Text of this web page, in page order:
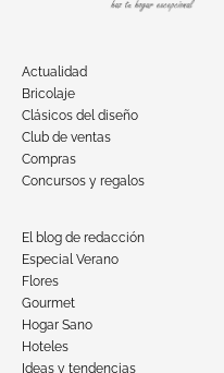
Actualidad
Bricolaje
Clásicos del diseño
Club de ventas
Compras
Concursos y regalos
El blog de redacción
Especial Verano
Flores
Gourmet
Hogar Sano
Hoteles
Ideas y tendencias